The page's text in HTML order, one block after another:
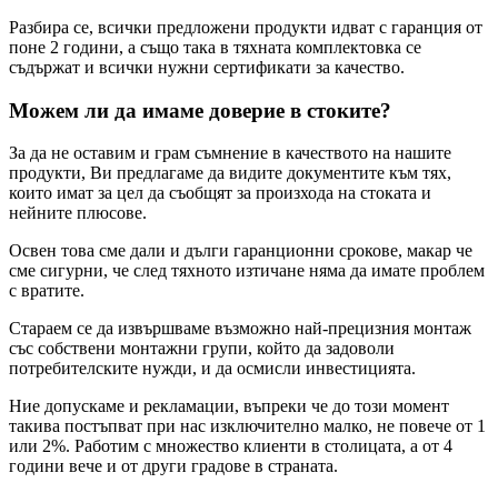
Разбира се, всички предложени продукти идват с гаранция от
поне 2 години, а също така в тяхната комплектовка се
съдържат и всички нужни сертификати за качество.
Можем ли да имаме доверие в стоките?
За да не оставим и грам съмнение в качеството на нашите
продукти, Ви предлагаме да видите документите към тях,
които имат за цел да съобщят за произхода на стоката и
нейните плюсове.
Освен това сме дали и дълги гаранционни срокове, макар че
сме сигурни, че след тяхното изтичане няма да имате проблем
с вратите.
Стараем се да извършваме възможно най-прецизния монтаж
със собствени монтажни групи, който да задоволи
потребителските нужди, и да осмисли инвестицията.
Ние допускаме и рекламации, въпреки че до този момент
такива постъпват при нас изключително малко, не повече от 1
или 2%. Работим с множество клиенти в столицата, а от 4
години вече и от други градове в страната.